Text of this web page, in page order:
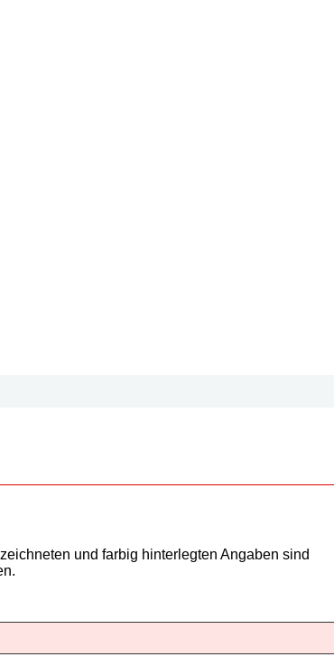
und farbig hinterlegten Angaben sind